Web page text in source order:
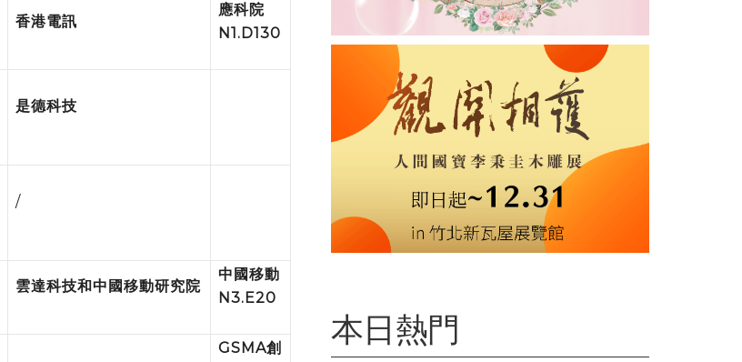
香港電訊
應科院
N1.D130
是德科技
/
雲達科技和中國移動研究院
中國移動
N3.E20
GSMA創
本日熱門